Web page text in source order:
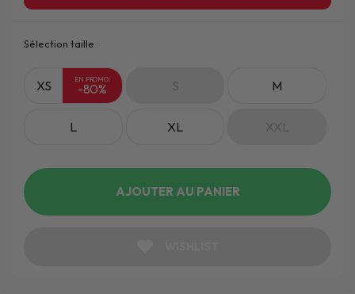
Sélection taille :
XS EN PROMO:
-80% S M
L XL XXL
AJOUTER AU PANIER